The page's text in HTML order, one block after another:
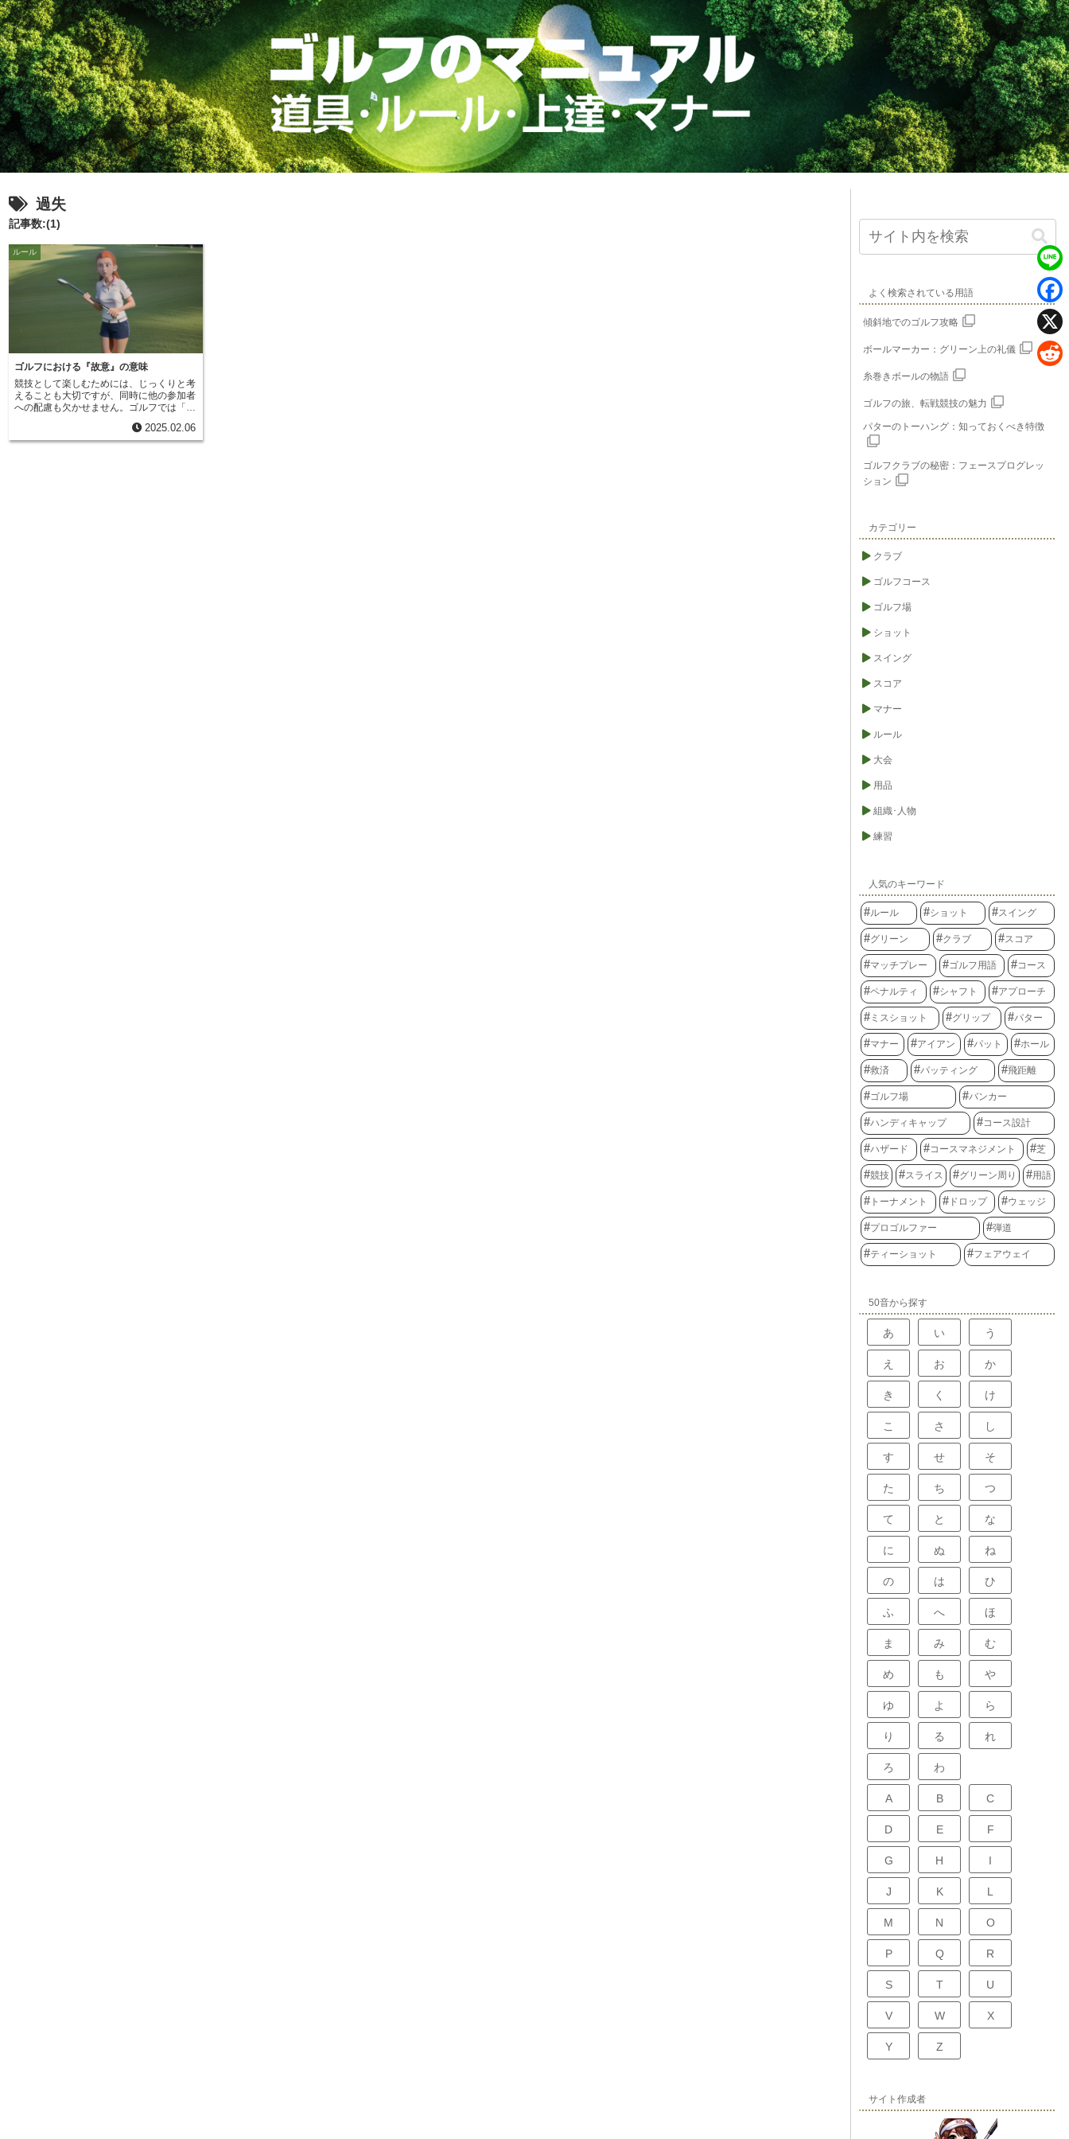
過失
記事数:(1)
ルール
ゴルフにおける『故意』の意味
競技として楽しむためには、じっくりと考
えることも大切ですが、同時に他の参加者
への配慮も欠かせません。ゴルフでは「じ
時間をかけて戦略を練る人という意味では
なく、しばしば進行を遅らせる迷惑な競技
2025.02.06
よく検索されている用語
傾斜地でのゴルフ攻略
ボールマーカー：グリーン上の礼儀
糸巻きボールの物語
ゴルフの旅、転戦競技の魅力
パターのトーハング：知っておくべき特徴
ゴルフクラブの秘密：フェースプログレッ
ション
カテゴリー
クラブ
ゴルフコース
ゴルフ場
ショット
スイング
スコア
マナー
ルール
大会
用品
組織･人物
練習
人気のキーワード
ルール ショット スイング
グリーン クラブ スコア
マッチプレー ゴルフ用語 コース
ペナルティ シャフト アプローチ
ミスショット グリップ パター
マナー アイアン パット ホール
救済 パッティング 飛距離
ゴルフ場 バンカー
ハンディキャップ コース設計
ハザード コースマネジメント 芝
競技 スライス グリーン周り 用語
トーナメント ドロップ ウェッジ
プロゴルファー 弾道
ティーショット フェアウェイ
50音から探す
あ い う
え お か
き く け
こ さ し
す せ そ
た ち つ
て と な
に ぬ ね
の は ひ
ふ へ ほ
ま み む
め も や
ゆ よ ら
り る れ
ろ わ
A B C
D E F
G H I
J K L
M N O
P Q R
S T U
V W X
Y Z
サイト作成者
L
i
n
e
F
a
c
o
X
d